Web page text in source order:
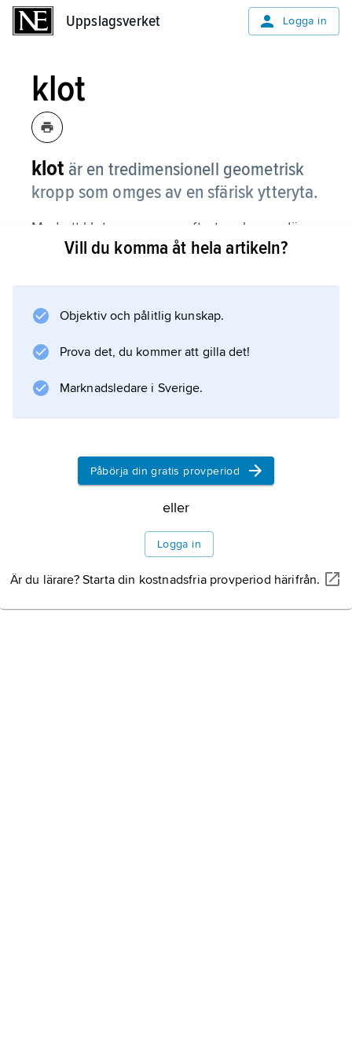
Uppslagsverket Logga in
klot
klot är en tredimensionell geometrisk
kropp som omges av en sfärisk ytteryta.
Med ett klot menar man oftast en kropp där
hela volymen innanför ytterytan består av fast
Runda bollar har sfärisk ytteryta men oftast
Vill du komma åt hela artikeln?
Objektiv och pålitlig kunskap.
Prova det, du kommer att gilla det!
Marknadsledare i Sverige.
Påbörja din gratis provperiod
eller
Logga in
Är du lärare? Starta din kostnadsfria provperiod härifrån.